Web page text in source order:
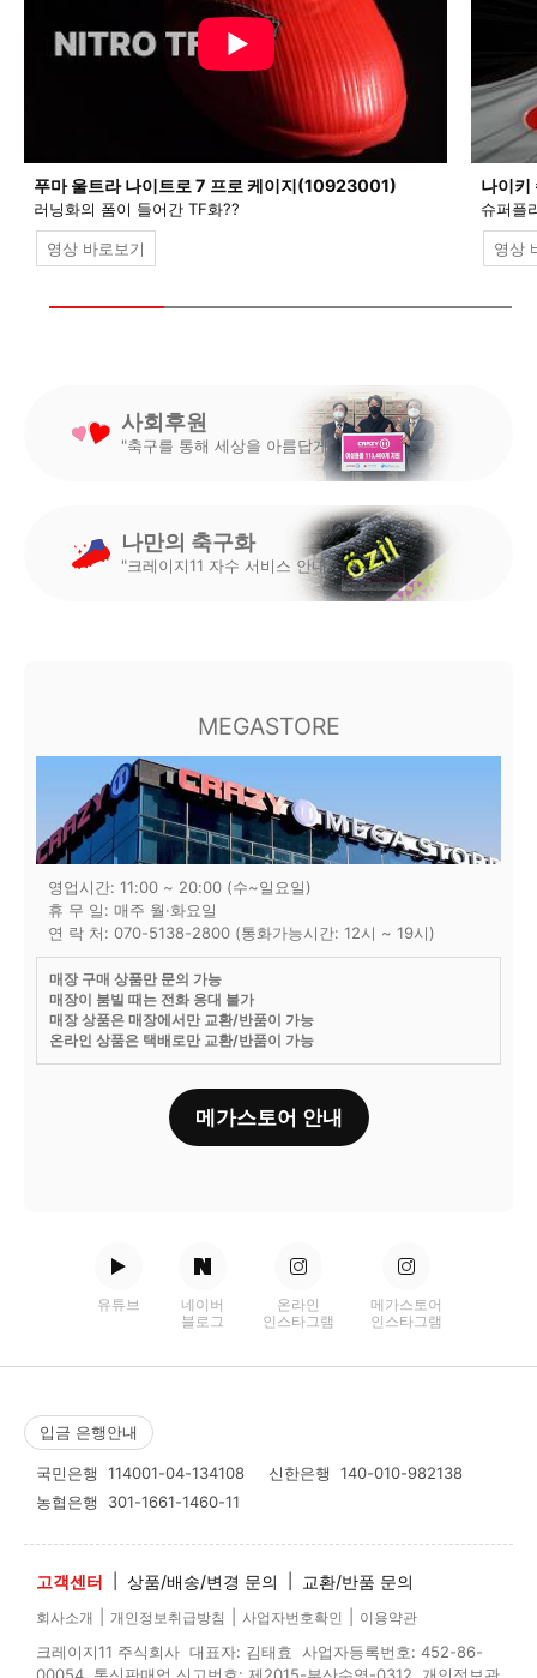
푸마 울트라 나이트로 7 프로 케이지(10923001)
러닝화의 폼이 들어간 TF화??
영상 바로보기
나이
슈퍼플
영상
사회후원
"축구를 통해 세상을 아름답게"
나만의 축구화
"크레이지11 자수 서비스 안내"
MEGASTORE
영업시간: 11:00 ~ 20:00 (수~일요일)
휴 무 일: 매주 월·화요일
연 락 처: 070-5138-2800 (통화가능시간: 12시 ~ 19시)
매장 구매 상품만 문의 가능
매장이 붐빌 때는 전화 응대 불가
매장 상품은 매장에서만 교환/반품이 가능
온라인 상품은 택배로만 교환/반품이 가능
메가스토어 안내
유튜브
네이버
블로그
온라인
인스타그램
메가스토어
인스타그램
입금 은행안내
국민은행 114001-04-134108 신한은행 140-010-982138
농협은행 301-1661-1460-11
고객센터 상품/배송/변경 문의 교환/반품 문의
회사소개 개인정보취급방침 사업자번호확인 이용약관
크레이지11 주식회사 대표자: 김태효 사업자등록번호: 452-86-